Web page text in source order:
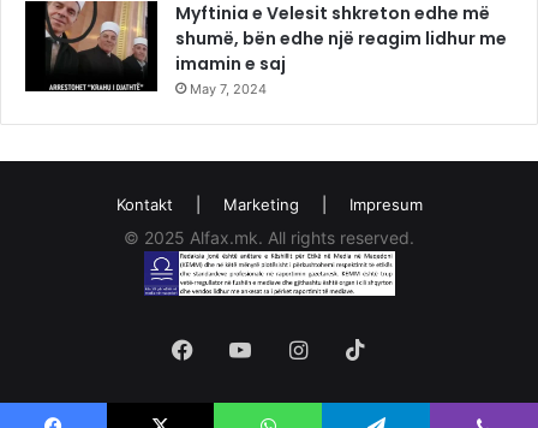
Myftinia e Velesit shkreton edhe më
shumë, bën edhe një reagim lidhur me
imamin e saj
May 7, 2024
Kontakt Marketing Impresum
© 2025 Alfax.mk. All rights reserved.
FacebookYouTubeInstagram